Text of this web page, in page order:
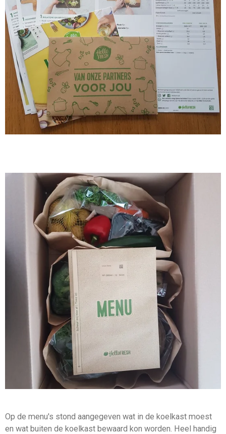
Op de menu's stond aangegeven wat in de koelkast moest
en wat buiten de koelkast bewaard kon worden. Heel handig